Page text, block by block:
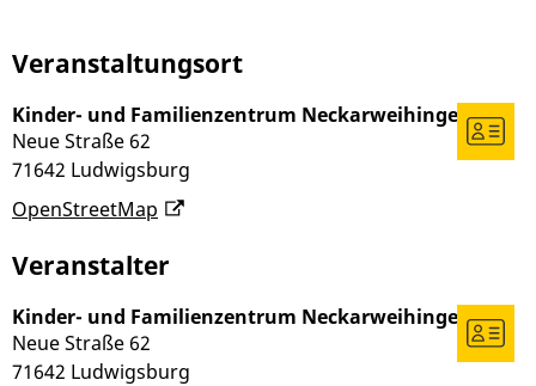
Veranstaltungsort
Kinder- und Familienzentrum Neckarweihingen
Neue Straße 62
71642 Ludwigsburg
OpenStreetMap
Veranstalter
Kinder- und Familienzentrum Neckarweihingen
Neue Straße 62
71642 Ludwigsburg